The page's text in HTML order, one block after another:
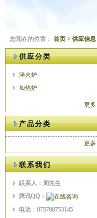
您现在的位置： 首页 > 供应信息
供应分类
淬火炉
加热炉
更多
产品分类
更多
联系我们
联系人：周先生
腾讯QQ：
电话：075788753145